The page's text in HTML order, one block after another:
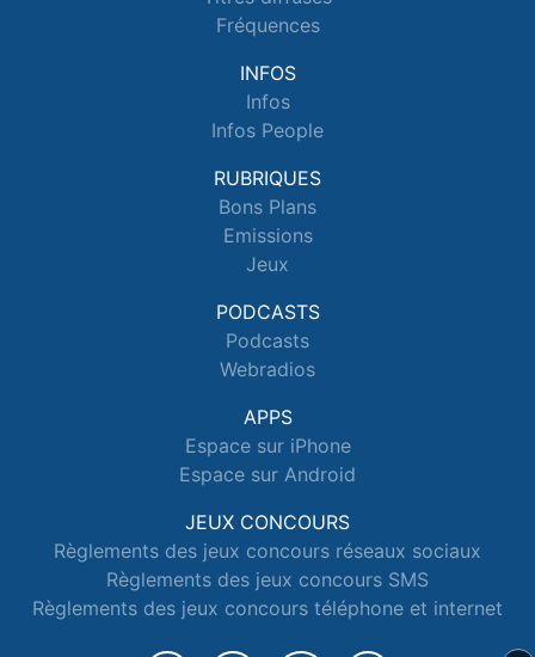
Fréquences
INFOS
Infos
Infos People
RUBRIQUES
Bons Plans
Emissions
Jeux
PODCASTS
Podcasts
Webradios
APPS
Espace sur iPhone
Espace sur Android
JEUX CONCOURS
Règlements des jeux concours réseaux sociaux
Règlements des jeux concours SMS
Règlements des jeux concours téléphone et internet